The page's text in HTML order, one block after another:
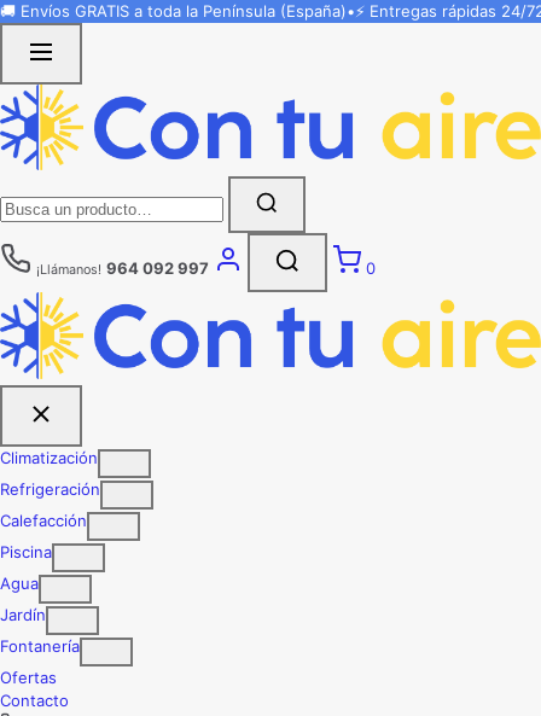
Saltar
contenido
🚚 Envíos GRATIS a toda la Península (España)•⚡ Entregas rápidas 24/
¡Llámanos! 964 092 997 0
Climatización
Refrigeración
Calefacción
Piscina
Agua
Jardín
Fontanería
Ofertas
Contacto